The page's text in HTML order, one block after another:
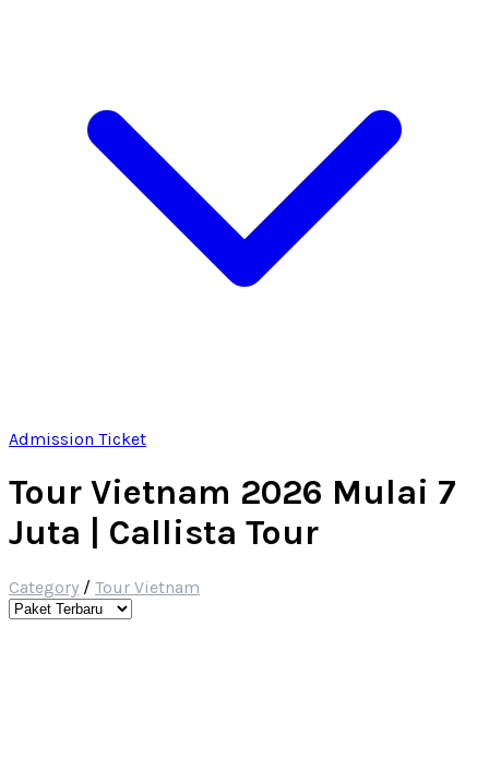
Admission Ticket
Tour Vietnam 2026 Mulai 7
Juta | Callista Tour
Category / Tour Vietnam